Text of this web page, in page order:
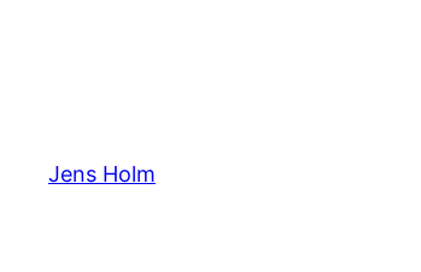
Jens Holm